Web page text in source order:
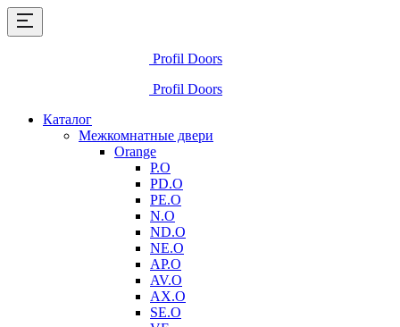
Profil Doors
Profil Doors
Каталог
Межкомнатные двери
Orange
P.O
PD.O
PE.O
N.O
ND.O
NE.O
AP.O
AV.O
AX.O
SE.O